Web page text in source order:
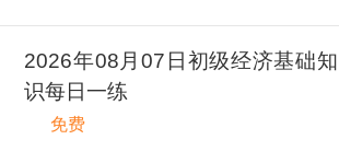
2026年08月07日初级经济基础知
识每日一练
免费